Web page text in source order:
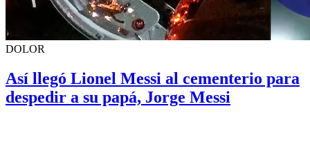
DOLOR
Así llegó Lionel Messi al cementerio para
despedir a su papá, Jorge Messi